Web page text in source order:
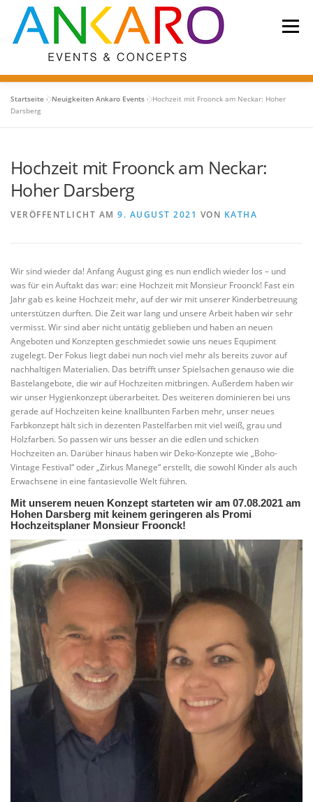
springen
Menü
REFERENZEN/PARTNER KONTAKT
Startseite »Neuigkeiten Ankaro Events »Hochzeit mit Froonck am Neckar: Hoher
Darsberg
Hochzeit mit Froonck am Neckar:
Hoher Darsberg
VERÖFFENTLICHT AM 9. AUGUST 2021 VON KATHA
Wir sind wieder da! Anfang August ging es nun endlich wieder los – und
was für ein Auftakt das war: eine Hochzeit mit Monsieur Froonck! Fast ein
Jahr gab es keine Hochzeit mehr, auf der wir mit unserer Kinderbetreuung
unterstützen durften. Die Zeit war lang und unsere Arbeit haben wir sehr
vermisst. Wir sind aber nicht untätig geblieben und haben an neuen
Angeboten und Konzepten geschmiedet sowie uns neues Equpiment
zugelegt. Der Fokus liegt dabei nun noch viel mehr als bereits zuvor auf
nachhaltigen Materialien. Das betrifft unser Spielsachen genauso wie die
Bastelangebote, die wir auf Hochzeiten mitbringen. Außerdem haben wir
wir unser Hygienkonzept überarbeitet. Des weiteren dominieren bei uns
gerade auf Hochzeiten keine knallbunten Farben mehr, unser neues
Farbkonzept hält sich in dezenten Pastelfarben mit viel weiß, grau und
Holzfarben. So passen wir uns besser an die edlen und schicken
Hochzeiten an. Darüber hinaus haben wir Deko-Konzepte wie „Boho-
Vintage Festival“ oder „Zirkus Manege“ erstellt, die sowohl Kinder als auch
Erwachsene in eine fantasievolle Welt führen.
Mit unserem neuen Konzept starteten wir am 07.08.2021 am
Hohen Darsberg mit keinem geringeren als Promi
Hochzeitsplaner Monsieur Froonck!